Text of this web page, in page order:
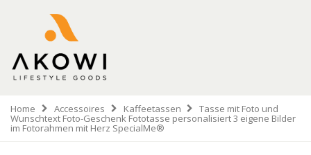
Home Accessoires Kaffeetassen Tasse mit Foto und
Wunschtext Foto-Geschenk Fototasse personalisiert 3 eigene Bilder
im Fotorahmen mit Herz SpecialMe®